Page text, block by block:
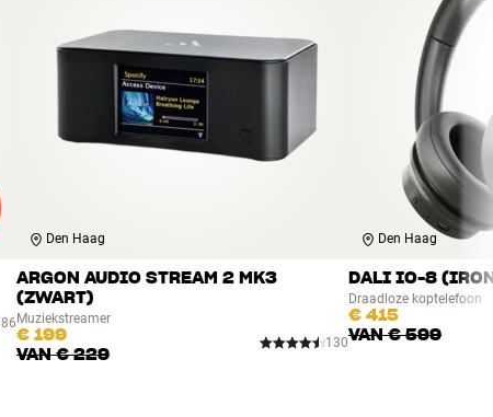
86
Den Haag
ARGON AUDIO STREAM 2 MK3
(ZWART)
Muziekstreamer
€ 199
VAN€ 229
130
Den Haag
DALI IO-8
Draadloze koptelefoon
€ 415
VAN€ 599